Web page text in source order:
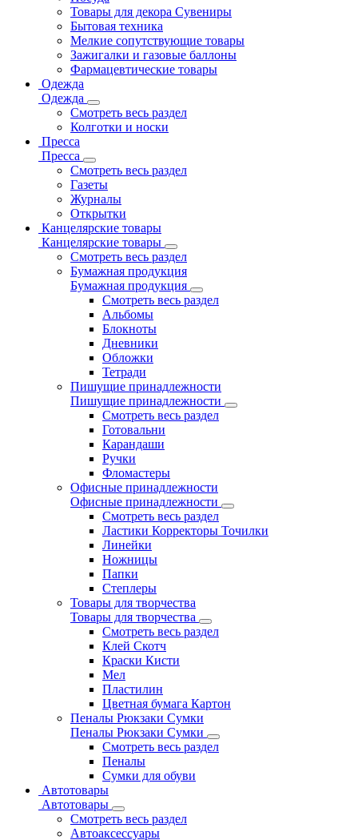
Товары для декора Сувениры
Бытовая техника
Мелкие сопутствующие товары
Зажигалки и газовые баллоны
Фармацевтические товары
Одежда
Одежда
Смотреть весь раздел
Колготки и носки
Пресса
Пресса
Смотреть весь раздел
Газеты
Журналы
Открытки
Канцелярские товары
Канцелярские товары
Смотреть весь раздел
Бумажная продукция
Бумажная продукция
Смотреть весь раздел
Альбомы
Блокноты
Дневники
Обложки
Тетради
Пишущие принадлежности
Пишущие принадлежности
Смотреть весь раздел
Готовальни
Карандаши
Ручки
Фломастеры
Офисные принадлежности
Офисные принадлежности
Смотреть весь раздел
Ластики Корректоры Точилки
Линейки
Ножницы
Папки
Степлеры
Товары для творчества
Товары для творчества
Смотреть весь раздел
Клей Скотч
Краски Кисти
Мел
Пластилин
Цветная бумага Картон
Пеналы Рюкзаки Сумки
Пеналы Рюкзаки Сумки
Смотреть весь раздел
Пеналы
Сумки для обуви
Автотовары
Автотовары
Смотреть весь раздел
Автоаксессуары